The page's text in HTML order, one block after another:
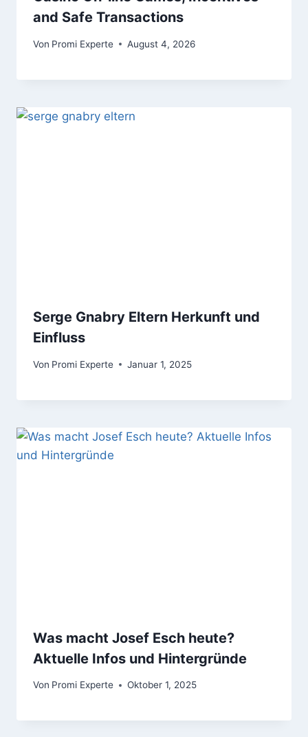
and Safe Transactions
Von Promi Experte August 4, 2026
Serge Gnabry Eltern Herkunft und
Einfluss
Von Promi Experte Januar 1, 2025
Was macht Josef Esch heute?
Aktuelle Infos und Hintergründe
Von Promi Experte Oktober 1, 2025